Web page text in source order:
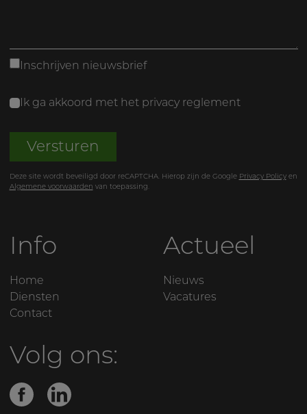
Inschrijven nieuwsbrief
Ik ga akkoord met het privacy reglement
Versturen
Deze site wordt beveiligd door reCAPTCHA. Hierop zijn de Google Privacy Policyen
Algemene voorwaarden van toepassing.
Info
Home
Diensten
Contact
Actueel
Nieuws
Vacatures
Volg ons: